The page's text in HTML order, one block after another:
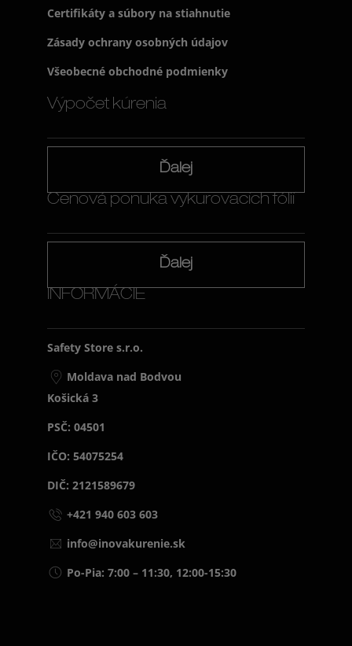
Certifikáty a súbory na stiahnutie
Zásady ochrany osobných údajov
Všeobecné obchodné podmienky
Výpočet kúrenia
Ďalej
Cenová ponuka vykurovacích fólií
Ďalej
INFORMÁCIE
Safety Store s.r.o.
Moldava nad Bodvou
Košická 3
PSČ: 04501
IČO: 54075254
DIČ: 2121589679
+421 940 603 603
info@inovakurenie.sk
Po-Pia: 7:00 – 11:30, 12:00-15:30